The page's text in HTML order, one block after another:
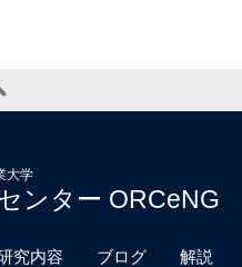
大学
ンター ORCeNG
究内容 ブログ 解説